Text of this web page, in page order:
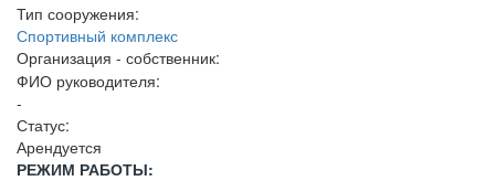
Тип сооружения:
Спортивный комплекс
Организация - собственник:
ФИО руководителя:
-
Статус:
Арендуется
РЕЖИМ РАБОТЫ: